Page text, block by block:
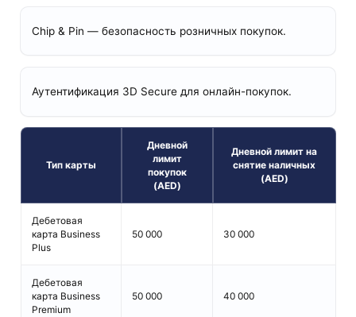
Chip & Pin — безопасность розничных покупок.
Аутентификация 3D Secure для онлайн-покупок.
Тип карты
Дневной
лимит
покупок
(AED)
Дневной лимит на
снятие наличных
(AED)
Дебетовая
карта Business
Plus
50 000 30 000
Дебетовая
карта Business
Premium
50 000 40 000